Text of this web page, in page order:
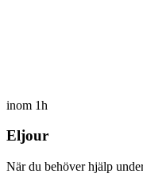
inom 1h
Eljour
När du behöver hjälp